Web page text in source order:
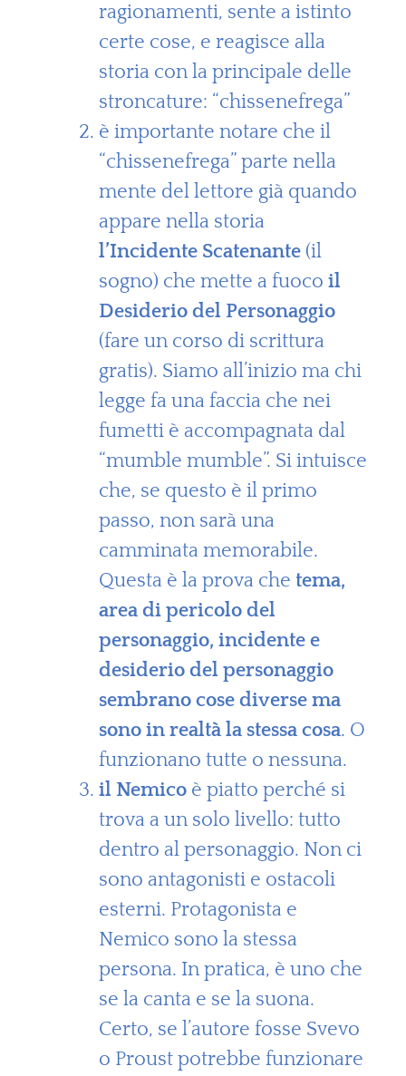
ragionamenti, sente a istinto
certe cose, e reagisce alla
storia con la principale delle
stroncature: “chissenefrega”
è importante notare che il
“chissenefrega” parte nella
mente del lettore già quando
appare nella storia
l’Incidente Scatenante (il
sogno) che mette a fuoco il
Desiderio del Personaggio
(fare un corso di scrittura
gratis). Siamo all’inizio ma chi
legge fa una faccia che nei
fumetti è accompagnata dal
“mumble mumble”. Si intuisce
che, se questo è il primo
passo, non sarà una
camminata memorabile.
Questa è la prova che tema,
area di pericolo del
personaggio, incidente e
desiderio del personaggio
sembrano cose diverse ma
sono in realtà la stessa cosa. O
funzionano tutte o nessuna.
il Nemico è piatto perché si
trova a un solo livello: tutto
dentro al personaggio. Non ci
sono antagonisti e ostacoli
esterni. Protagonista e
Nemico sono la stessa
persona. In pratica, è uno che
se la canta e se la suona.
Certo, se l’autore fosse Svevo
o Proust potrebbe funzionare